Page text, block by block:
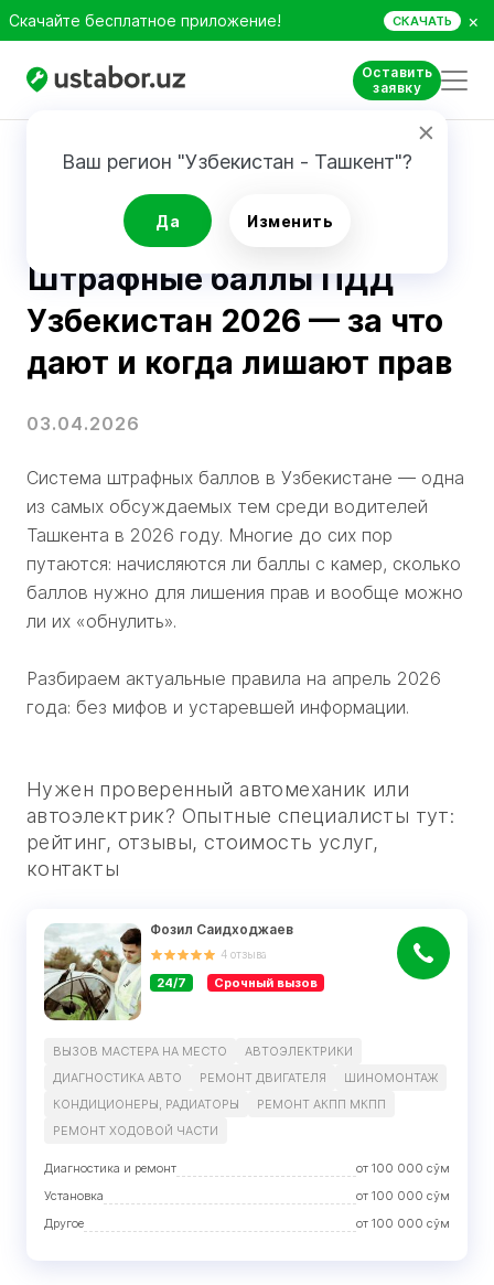
Скачайте бесплатное приложение! СКАЧАТЬ ×
Оставить
заявку
Ваш регион "Узбекистан - Ташкент"?
Да Изменить
Новости на дорогах
Штрафные баллы ПДД
Узбекистан 2026 — за что
дают и когда лишают прав
03.04.2026
Система штрафных баллов в Узбекистане — одна
из самых обсуждаемых тем среди водителей
Ташкента в 2026 году. Многие до сих пор
путаются: начисляются ли баллы с камер, сколько
баллов нужно для лишения прав и вообще можно
ли их «обнулить».
Разбираем актуальные правила на апрель 2026
года: без мифов и устаревшей информации.
Нужен проверенный автомеханик или
автоэлектрик? Опытные специалисты тут:
рейтинг, отзывы, стоимость услуг,
контакты
Фозил Саидходжаев
4 отзыва
24/7 Срочный вызов
ВЫЗОВ МАСТЕРА НА МЕСТО
АВТОЭЛЕКТРИКИ
ДИАГНОСТИКА АВТО
РЕМОНТ ДВИГАТЕЛЯ
ШИНОМОНТАЖ
КОНДИЦИОНЕРЫ, РАДИАТОРЫ
РЕМОНТ АКПП МКПП
РЕМОНТ ХОДOВОЙ ЧАСТИ
Диагностика и ремонт от 100 000 сўм
Установка
от 100 000 сўм
Другое
от 100 000 сўм